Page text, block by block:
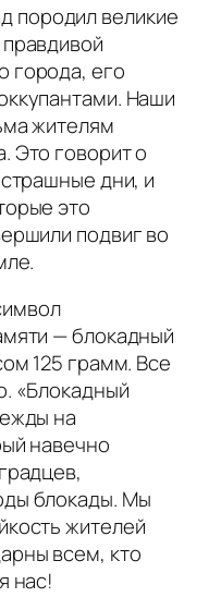
породил великие
города, его
Наши
жителям
Это говорит о
дни, и
это
подвиг во
— блокадный
125 грамм. Все
«Блокадный
на
навечно
блокады. Мы
жителей
всем, кто
нас!